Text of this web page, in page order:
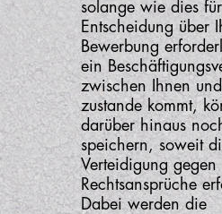
solange wie dies
Entscheidung über
Bewerbung
ein
zwischen Ihnen
zustande kommt,
darüber hinaus
speichern, soweit
Verteidigung gegen
Rechtsansprüche
Dabei werden die